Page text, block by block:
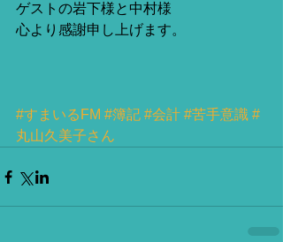
ゲストの岩下様と中村様
心より感謝申し上げます。
#すまいるFM #簿記 #会計 #苦手意識 #
丸山久美子さん